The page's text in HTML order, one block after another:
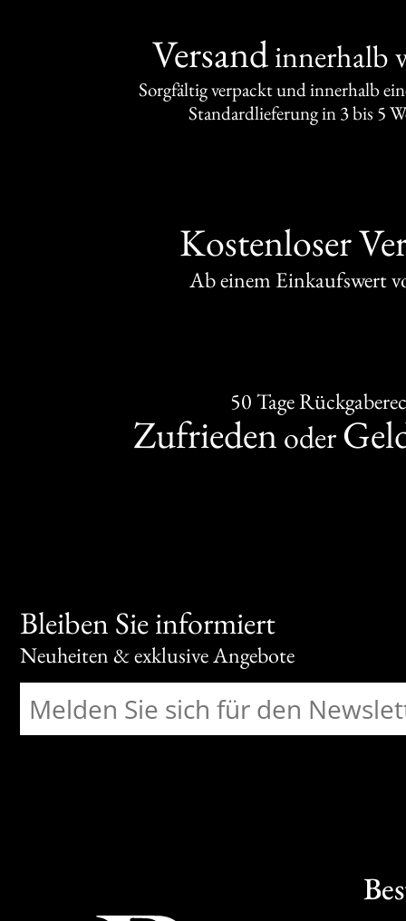
Versandinnerhalb
Sorgfältig verpackt und innerhalb
Standardlieferung in 3 bis 5
Kostenloser
Ab einem Einkaufswert
50 Tage
Zufrieden oder
Bleiben Sie informiert
Neuheiten & exklusive Angebote